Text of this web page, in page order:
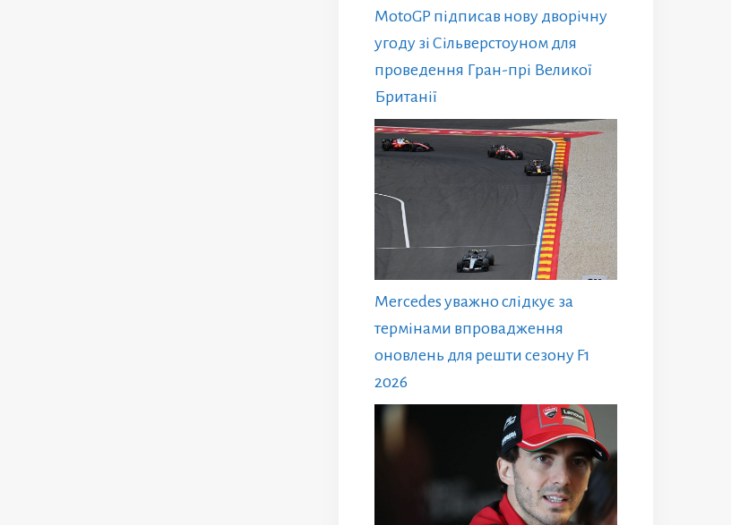
MotoGP підписав нову дворічну
угоду зі Сільверстоуном для
проведення Гран-прі Великої
Британії
Mercedes уважно слідкує за
термінами впровадження
оновлень для решти сезону F1
2026